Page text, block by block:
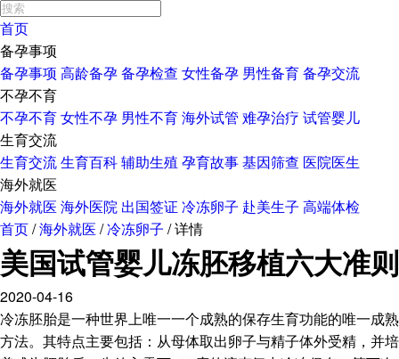
首页
备孕事项
备孕事项 高龄备孕备孕检查 女性备孕 男性备育备孕交流
不孕不育
不孕不育女性不孕 男性不育海外试管 难孕治疗 试管婴儿
生育交流
生育交流生育百科辅助生殖 孕育故事基因筛查 医院医生
海外就医
海外就医 海外医院 出国签证 冷冻卵子 赴美生子 高端体检
首页/海外就医 /冷冻卵子 /详情
美国试管婴儿冻胚移植六大准则
2020-04-16
冷冻胚胎是一种世界上唯一一个成熟的保存生育功能的唯一成熟
方法。其特点主要包括：从母体取出卵子与精子体外受精，并培